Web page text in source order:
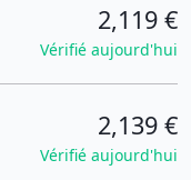
2,119 €
Vérifié aujourd'hui
2,139 €
Vérifié aujourd'hui